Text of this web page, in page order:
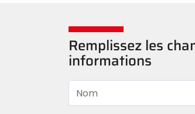
Remplissez les
informations
Nom